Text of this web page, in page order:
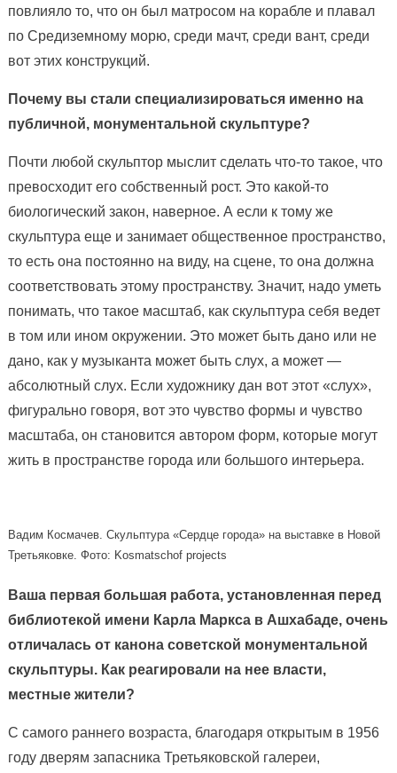
повлияло то, что он был матросом на корабле и плавал
по Средиземному морю, среди мачт, среди вант, среди
вот этих конструкций.
Почему вы стали специализироваться именно на
публичной, монументальной скульптуре?
Почти любой скульптор мыслит сделать что-то такое, что
превосходит его собственный рост. Это какой-то
биологический закон, наверное. А если к тому же
скульптура еще и занимает общественное пространство,
то есть она постоянно на виду, на сцене, то она должна
соответствовать этому пространству. Значит, надо уметь
понимать, что такое масштаб, как скульптура себя ведет
в том или ином окружении. Это может быть дано или не
дано, как у музыканта может быть слух, а может —
абсолютный слух. Если художнику дан вот этот «слух»,
фигурально говоря, вот это чувство формы и чувство
масштаба, он становится автором форм, которые могут
жить в пространстве города или большого интерьера.
Вадим Космачев. Скульптура «Сердце города» на выставке в Новой
Третьяковке. Фото: Kosmatschof projects
Ваша первая большая работа, установленная перед
библиотекой имени Карла Маркса в Ашхабаде, очень
отличалась от канона советской монументальной
скульптуры. Как реагировали на нее власти,
местные жители?
С самого раннего возраста, благодаря открытым в 1956
году дверям запасника Третьяковской галереи,